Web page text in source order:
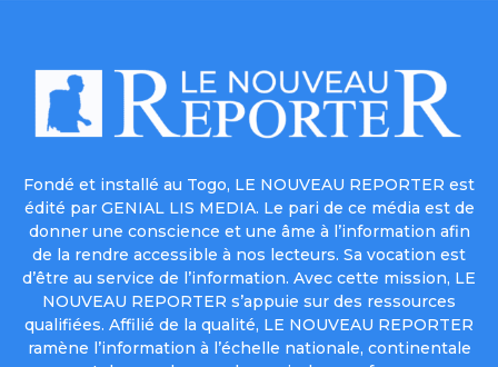
Fondé et installé au Togo, LE NOUVEAU REPORTER est
édité par GENIAL LIS MEDIA. Le pari de ce média est de
donner une conscience et une âme à l’information afin
de la rendre accessible à nos lecteurs. Sa vocation est
d’être au service de l’information. Avec cette mission, LE
NOUVEAU REPORTER s’appuie sur des ressources
qualifiées. Affilié de la qualité, LE NOUVEAU REPORTER
ramène l’information à l’échelle nationale, continentale